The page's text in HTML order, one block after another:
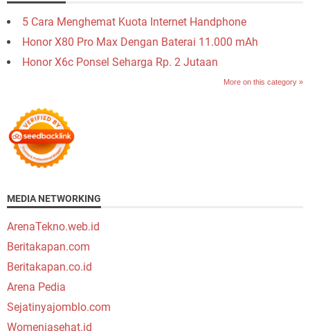
5 Cara Menghemat Kuota Internet Handphone
Honor X80 Pro Max Dengan Baterai 11.000 mAh
Honor X6c Ponsel Seharga Rp. 2 Jutaan
More on this category »
MEDIA NETWORKING
ArenaTekno.web.id
Beritakapan.com
Beritakapan.co.id
Arena Pedia
Sejatinyajomblo.com
Womeniasehat.id